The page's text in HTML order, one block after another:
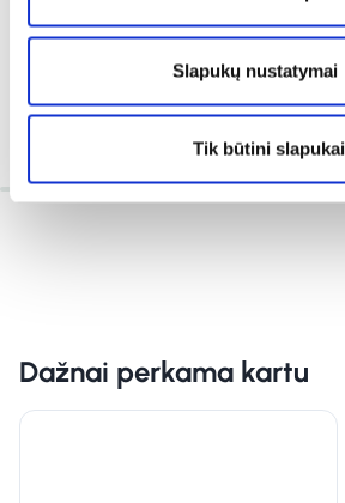
Slapukų nustatymai
Tik būtini slapukai
Į krepšelį
Dažnai perkama kartu